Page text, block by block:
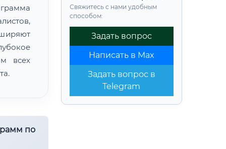
Свяжитесь с нами удобным
способом:
Задать вопрос
Написать в Max
Задать вопрос в
Telegram
всех
по